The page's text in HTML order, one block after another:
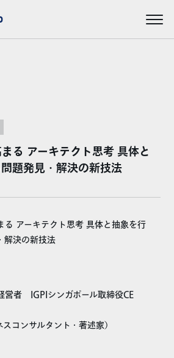
る アーキテクト思考 具体と
題発見・解決の新技法
る アーキテクト思考 具体と抽象を行
解決の新技法
者 IGPIシンガポール取締役CE
ンサルタント・著述家）